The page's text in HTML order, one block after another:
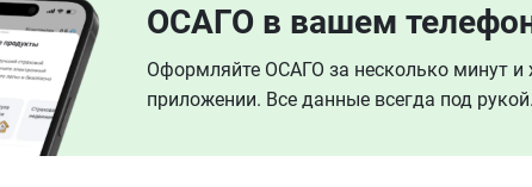
ОСАГО в вашем
Оформляйте ОСАГО за несколько минут и
приложении. Все данные всегда под рукой.